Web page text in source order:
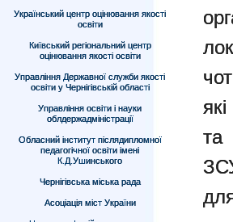
Український центр оцінювання якості
освіти
Київський регіональний центр
оцінювання якості освіти
Управління Державної служби якості
освіти у Чернігівській області
Управління освіти і науки
облдержадміністрації
Обласний інститут післядипломної
педагогічної освіти імені
К.Д.Ушинського
Чернігівська міська рада
Асоціація міст України
та